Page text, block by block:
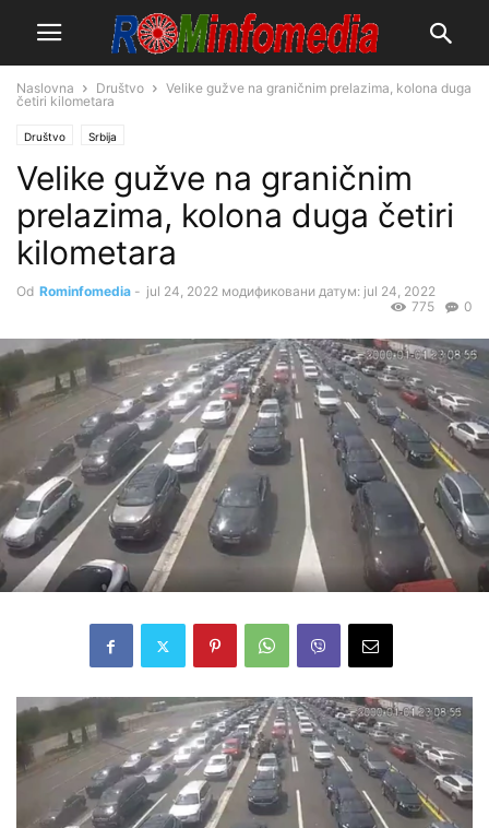
Naslovna Društvo
Velike gužve na graničnim prelazima, kolona duga
četiri kilometara
Društvo Srbija
Velike gužve na graničnim
prelazima, kolona duga četiri
kilometara
Od Rominfomedia - jul 24, 2022 модификовани датум: jul 24, 2022
0
775